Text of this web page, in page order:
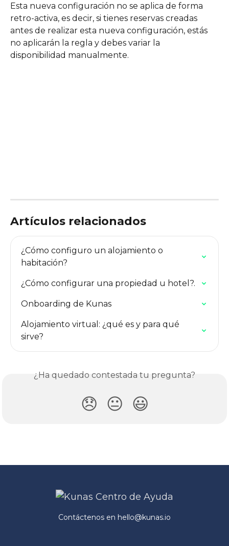
Esta nueva configuración no se aplica de forma
retro-activa, es decir, si tienes reservas creadas
antes de realizar esta nueva configuración, estás
no aplicarán la regla y debes variar la
disponibilidad manualmente.
Artículos relacionados
¿Cómo configuro un alojamiento o
habitación?
¿Cómo configurar una propiedad u hotel?.
Onboarding de Kunas
Alojamiento virtual: ¿qué es y para qué
sirve?
¿Ha quedado contestada tu pregunta?
😞 😐 😃
Contáctenos en hello@kunas.io